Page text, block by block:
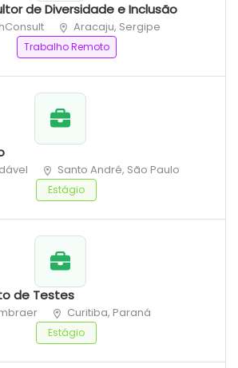
de Diversidade e Inclusão
Aracaju, Sergipe
Trabalho Remoto
Santo André, São Paulo
Estágio
de Testes
Curitiba, Paraná
Estágio